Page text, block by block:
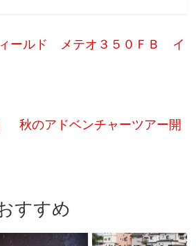
ィールド メテオ３５０ＦＢ イ
秋のアドベンチャーツアー開
すすめ